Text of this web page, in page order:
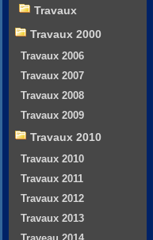
Travaux
Travaux 2000
Travaux 2006
Travaux 2007
Travaux 2008
Travaux 2009
Travaux 2010
Travaux 2010
Travaux 2011
Travaux 2012
Travaux 2013